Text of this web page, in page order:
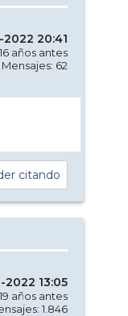
20:41
años antes
Mensajes: 62
citando
2022 13:05
años antes
1.846